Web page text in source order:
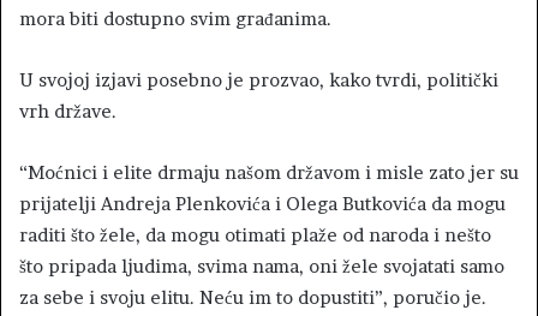
mora biti dostupno svim građanima.
U svojoj izjavi posebno je prozvao, kako tvrdi, politički
vrh države.
“Moćnici i elite drmaju našom državom i misle zato jer su
prijatelji Andreja Plenkovića i Olega Butkovića da mogu
raditi što žele, da mogu otimati plaže od naroda i nešto
što pripada ljudima, svima nama, oni žele svojatati samo
za sebe i svoju elitu. Neću im to dopustiti”, poručio je.